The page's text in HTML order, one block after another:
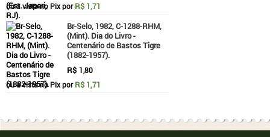
ou à vista no Pix porR$ 1,71
Br-Selo, 1982, C-1288-RHM,
(Mint). Dia do Livro -
Centenário de Bastos Tigre
(1882-1957).
R$ 1,80
ou à vista no Pix porR$ 1,71